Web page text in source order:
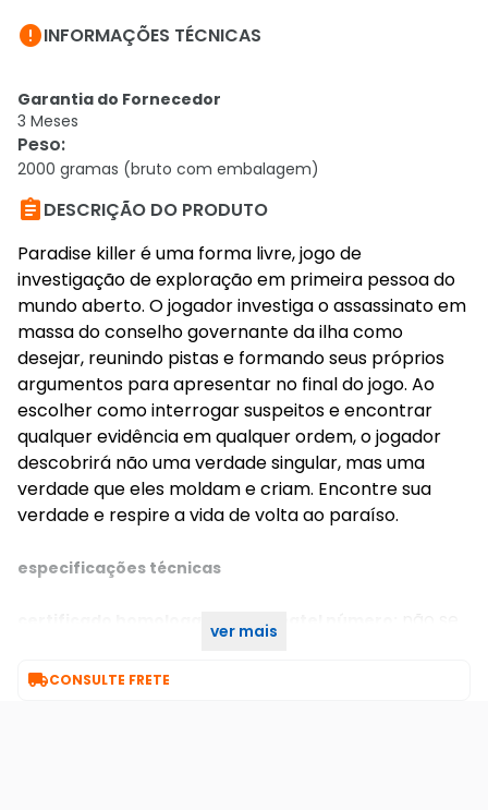
INFORMAÇÕES TÉCNICAS
Garantia do Fornecedor
3 Meses
Peso:
2000 gramas (bruto com embalagem)
DESCRIÇÃO DO PRODUTO
Paradise killer é uma forma livre, jogo de
investigação de exploração em primeira pessoa do
mundo aberto. O jogador investiga o assassinato em
massa do conselho governante da ilha como
desejar, reunindo pistas e formando seus próprios
argumentos para apresentar no final do jogo. Ao
escolher como interrogar suspeitos e encontrar
qualquer evidência em qualquer ordem, o jogador
descobrirá não uma verdade singular, mas uma
verdade que eles moldam e criam. Encontre sua
verdade e respire a vida de volta ao paraíso.
especificações técnicas
certificado homologado pela anatel número:
ver mais
CONSULTE FRETE